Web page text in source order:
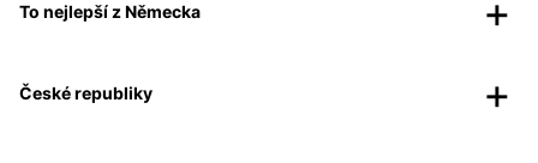
To nejlepší z Německa
České republiky